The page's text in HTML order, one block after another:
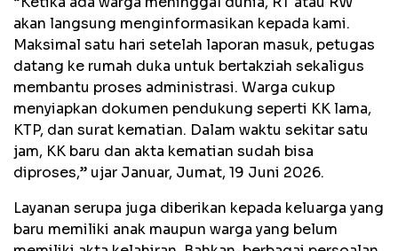
akan langsung menginformasikan kepada kami.
Maksimal satu hari setelah laporan masuk, petugas
datang ke rumah duka untuk bertakziah sekaligus
membantu proses administrasi. Warga cukup
menyiapkan dokumen pendukung seperti KK lama,
KTP, dan surat kematian. Dalam waktu sekitar satu
jam, KK baru dan akta kematian sudah bisa
diproses,” ujar Januar, Jumat, 19 Juni 2026.
Layanan serupa juga diberikan kepada keluarga yang
baru memiliki anak maupun warga yang belum